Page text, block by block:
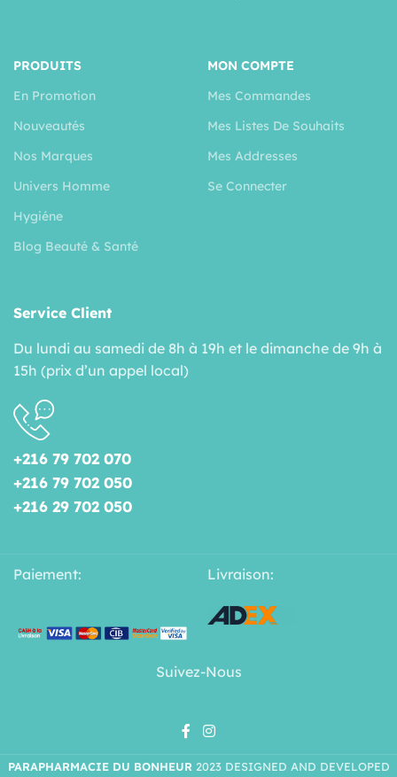
PRODUITS
En Promotion
Nouveautés
Nos Marques
Univers Homme
Hygiéne
Blog Beauté & Santé
MON COMPTE
Mes Commandes
Mes Listes De Souhaits
Mes Addresses
Se Connecter
Service Client
Du lundi au samedi de 8h à 19h et le dimanche de 9h à
15h (prix d’un appel local)
+216 79 702 070
+216 79 702 050
+216 29 702 050
Paiement: Livraison:
Suivez-Nous
PARAPHARMACIE DU BONHEUR 2023 DESIGNED AND DEVELOPED